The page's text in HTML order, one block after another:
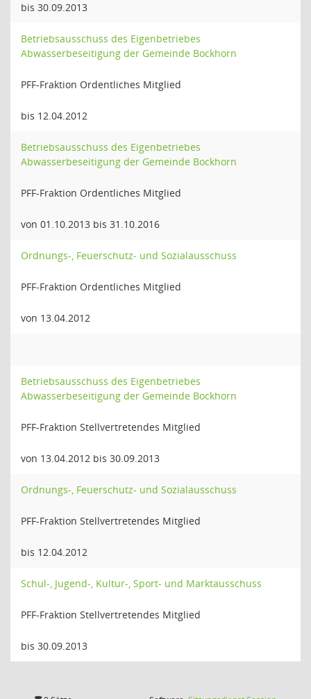
bis 30.09.2013
Betriebsausschuss des Eigenbetriebes
Abwasserbeseitigung der Gemeinde Bockhorn
PFF-Fraktion Ordentliches Mitglied
bis 12.04.2012
Betriebsausschuss des Eigenbetriebes
Abwasserbeseitigung der Gemeinde Bockhorn
PFF-Fraktion Ordentliches Mitglied
von 01.10.2013 bis 31.10.2016
Ordnungs-, Feuerschutz- und Sozialausschuss
PFF-Fraktion Ordentliches Mitglied
von 13.04.2012
Betriebsausschuss des Eigenbetriebes
Abwasserbeseitigung der Gemeinde Bockhorn
PFF-Fraktion Stellvertretendes Mitglied
von 13.04.2012 bis 30.09.2013
Ordnungs-, Feuerschutz- und Sozialausschuss
PFF-Fraktion Stellvertretendes Mitglied
bis 12.04.2012
Schul-, Jugend-, Kultur-, Sport- und Marktausschuss
PFF-Fraktion Stellvertretendes Mitglied
bis 30.09.2013